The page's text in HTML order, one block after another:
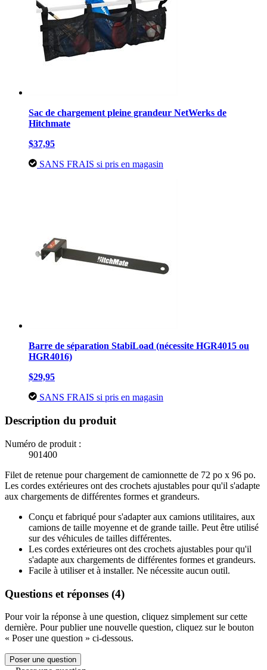
Sac de chargement pleine grandeur NetWerks de
Hitchmate
$37,95
SANS FRAIS si pris en magasin
Barre de séparation StabiLoad (nécessite HGR4015 ou
HGR4016)
$29,95
SANS FRAIS si pris en magasin
Description du produit
Numéro de produit :
901400
Filet de retenue pour chargement de camionnette de 72 po x 96 po.
Les cordes extérieures ont des crochets ajustables pour qu'il s'adapte
aux chargements de différentes formes et grandeurs.
Conçu et fabriqué pour s'adapter aux camions utilitaires, aux
camions de taille moyenne et de grande taille. Peut être utilisé
sur des véhicules de tailles différentes.
Les cordes extérieures ont des crochets ajustables pour qu'il
s'adapte aux chargements de différentes formes et grandeurs.
Facile à utiliser et à installer. Ne nécessite aucun outil.
Questions et réponses (4)
Pour voir la réponse à une question, cliquez simplement sur cette
dernière. Pour publier une nouvelle question, cliquez sur le bouton
« Poser une question » ci-dessous.
Poser une question